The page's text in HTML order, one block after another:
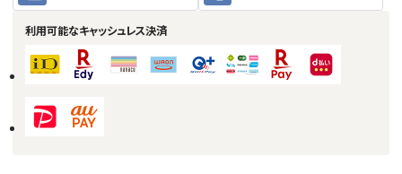
利用可能なキャッシュレス決済